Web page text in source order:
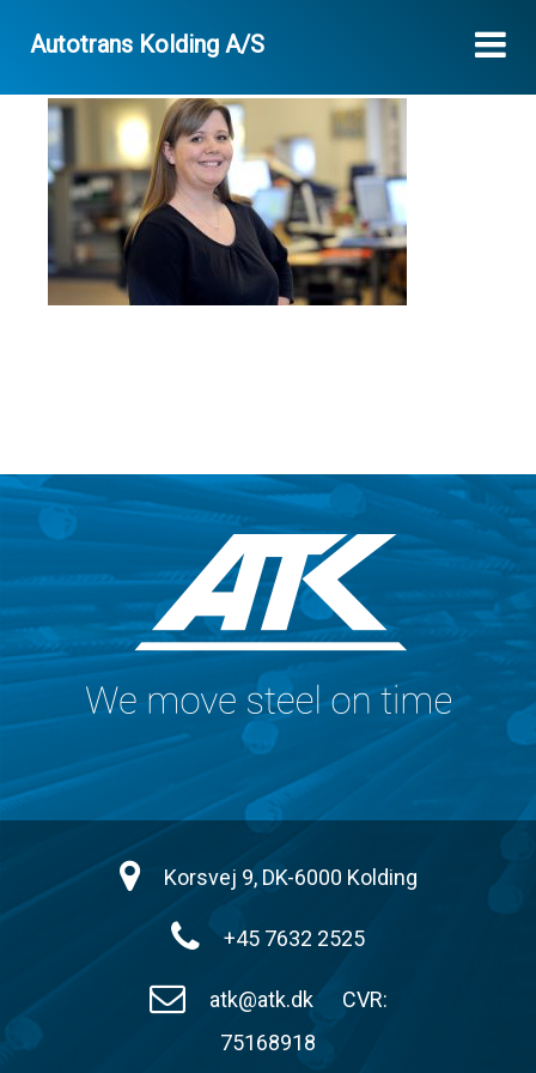
Autotrans Kolding A/S
Korsvej 9, DK-6000 Kolding
+45 7632 2525
atk@atk.dk
CVR:
75168918